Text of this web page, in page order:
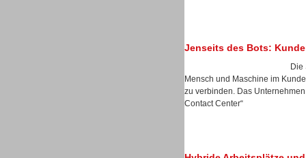
Jenseits des Bots:
Die
Mensch und Maschine im
zu verbinden. Das
Contact Center“